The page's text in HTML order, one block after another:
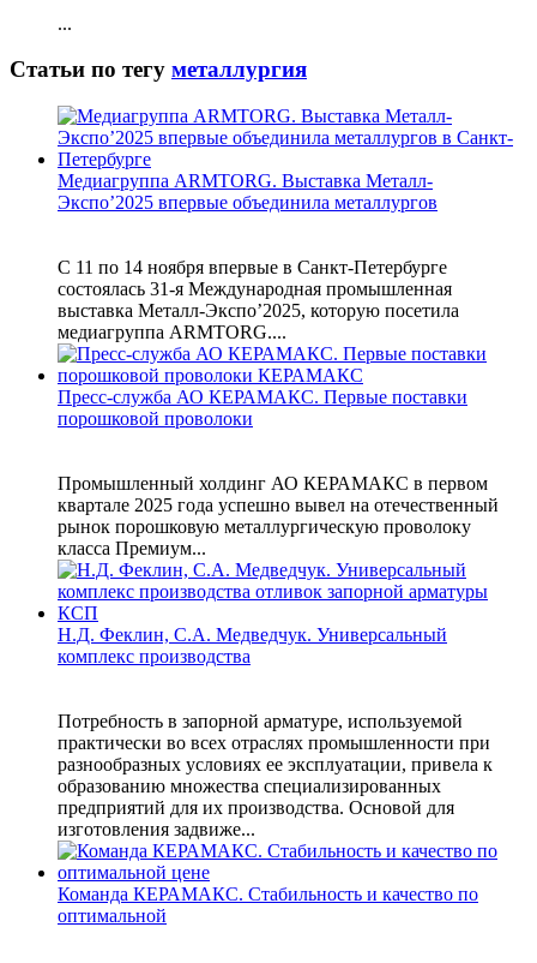
...
Статьи по тегу металлургия
Медиагруппа ARMTORG. Выставка Металл-
Экспо’2025 впервые объединила металлургов
С 11 по 14 ноября впервые в Санкт-Петербурге
состоялась 31-я Международная промышленная
выставка Металл-Экспо’2025, которую посетила
медиагруппа ARMTORG....
Пресс-служба АО КЕРАМАКС. Первые поставки
порошковой проволоки
Промышленный холдинг АО КЕРАМАКС в первом
квартале 2025 года успешно вывел на отечественный
рынок порошковую металлургическую проволоку
класса Премиум...
Н.Д. Феклин, С.А. Медведчук. Универсальный
комплекс производства
Потребность в запорной арматуре, используемой
практически во всех отраслях промышленности при
разнообразных условиях ее эксплуатации, привела к
образованию множества специализированных
предприятий для их производства. Основой для
изготовления задвиже...
Команда КЕРАМАКС. Стабильность и качество по
оптимальной